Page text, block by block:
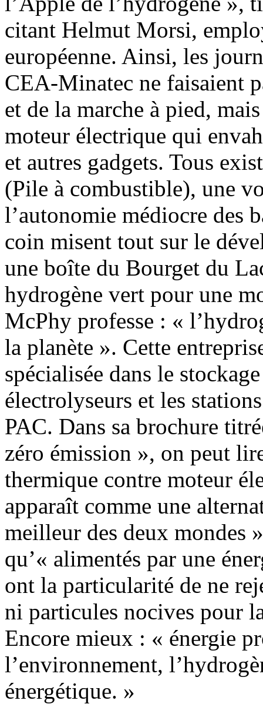
citant Helmut Morsi,
européenne. Ainsi, les
CEA-Minatec ne faisaient
et de la marche à pied,
moteur électrique qui
et autres gadgets. Tous
(Pile à combustible), une
l’autonomie médiocre des
coin misent tout sur le
une boîte du Bourget du
hydrogène vert pour une
McPhy professe : «
la planète ». Cette
spécialisée dans le
électrolyseurs et les
PAC. Dans sa brochure
zéro émission », on peut
thermique contre moteur
apparaît comme une
meilleur des deux mondes
qu’« alimentés par une
ont la particularité de ne
ni particules nocives pour
Encore mieux : « énergie
l’environnement,
énergétique. »